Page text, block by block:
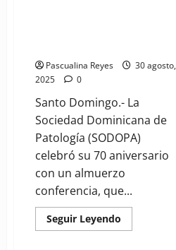
Pascualina Reyes
30 agosto,
2025
0
Santo Domingo.- La
Sociedad Dominicana de
Patología (SODOPA)
celebró su 70 aniversario
con un almuerzo
conferencia, que...
Seguir Leyendo
more